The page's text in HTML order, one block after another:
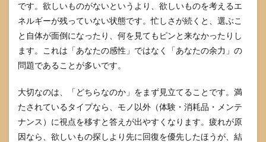
3.4
欲し
いも
のを
モノ
消耗
品に
する
です。欲しいものがないというより、欲しいものを考えるエ
ネルギーが残っていない状態です。忙しさが続くと、選ぶこ
と自体が面倒になったり、何を見てもピンと来なかったりし
ます。これは「あなたの感性」ではなく「あなたの余力」の
問題であることが多いです。
大切なのは、「どちらなのか」をまず見立てることです。満
たされているタイプなら、モノ以外（体験・消耗品・メンテ
ナンス）に視点を移すと答えが出やすくなります。疲れが原
因なら、欲しいもの探しより先に回復を優先したほうが、結